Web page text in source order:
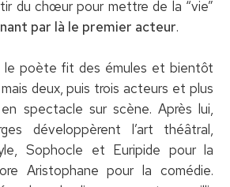
du chœur pour mettre de la “vie”
par là le premier acteur.
le poète fit des émules et bientôt
deux, puis trois acteurs et plus
spectacle sur scène. Après lui,
développèrent l’art théâtral,
Sophocle et Euripide pour la
Aristophane pour la comédie.